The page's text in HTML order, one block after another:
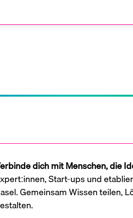
dich mit Menschen, die
Start-ups und
Gemeinsam Wissen teilen,